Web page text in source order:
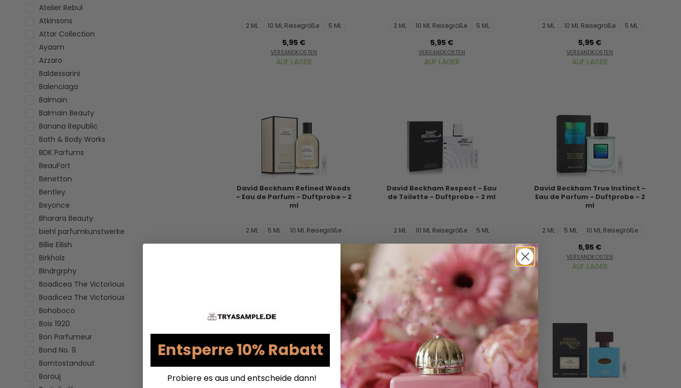
Atelier Rebul
Atkinsons
Attar Collection
Ayaam
Azzaro
Baldessarini
Balenciaga
Balmain
Balmain Beauty
Banana Republic
Bath & Body Works
BDK Parfums
BeauFort
Benetton
Bentley
Beyonce
Bharara Beauty
biehl parfumkunstwerke
Billie Eilish
Birkholz
Blndrgrphy
Boadicea The Victorious
Boadicea The Victorious
Bohoboco
Bois 1920
Bon Parfumeur
Bond No. 9
Borntostandout
Borouj
2 ML 10 ML Reisegröße 5 ML
5,95 €
VERSANDKOSTEN
AUF LAGER
2 ML 10 ML Reisegröße 5 ML
5,95 €
VERSANDKOSTEN
AUF LAGER
2 ML 10 ML Reisegröße 5 ML
5,95 €
VERSANDKOSTEN
AUF LAGER
David Beckham Refined Woods
- Eau de Parfum - Duftprobe - 2
ml
2 ML 5 ML 10 ML Reisegröße
David Beckham Respect - Eau
de Toilette - Duftprobe - 2 ml
2 ML 10 ML Reisegröße 5 ML
VERSANDKOSTEN
AUF LAGER
David Beckham True Instinct -
Eau de Parfum - Duftprobe - 2
ml
2 ML 5 ML 10 ML Reisegröße
5,95 €
VERSANDKOSTEN
AUF LAGER
Entsperre 10% Rabatt
Probiere es aus und entscheide dann!